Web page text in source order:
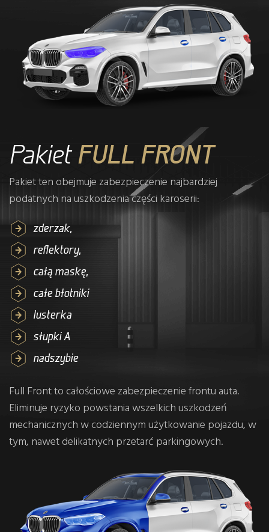
PakietFULL FRONT
Pakiet ten obejmuje zabezpieczenie najbardziej
podatnych na uszkodzenia części karoserii:
zderzak,
reflektory,
całą maskę,
całe błotniki
lusterka
słupki A
nadszybie
Full Front to całościowe zabezpieczenie frontu auta.
Eliminuje ryzyko powstania wszelkich uszkodzeń
mechanicznych w codziennym użytkowanie pojazdu, w
tym, nawet delikatnych przetarć parkingowych.